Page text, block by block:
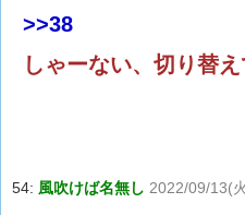
>>38
しゃーない、切り替
54: 風吹けば名無し 2022/09/13(